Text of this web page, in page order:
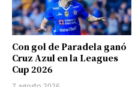
Con gol de Paradela ganó
Cruz Azul en la Leagues
Cup 2026